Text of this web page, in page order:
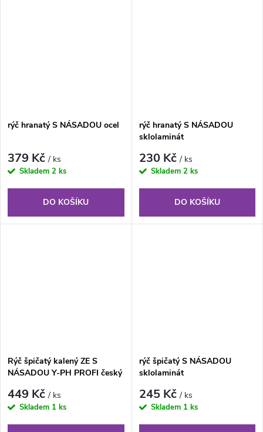
rýč hranatý S NÁSADOU ocel
379 Kč/ ks
Skladem 2 ks
DO KOŠÍKU
rýč hranatý S NÁSADOU
sklolaminát
230 Kč/ ks
Skladem 2 ks
DO KOŠÍKU
Rýč špičatý kalený ZE S
NÁSADOU Y-PH PROFI český
449 Kč/ ks
Skladem 1 ks
rýč špičatý S NÁSADOU
sklolaminát
245 Kč/ ks
Skladem 1 ks